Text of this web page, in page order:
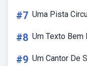
#7 Uma Pista
#8 Um Texto Bem
#9 Um Cantor De